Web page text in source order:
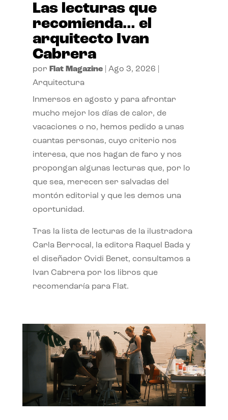
Las lecturas que
recomienda… el
arquitecto Ivan
Cabrera
por Flat Magazine| Ago 3, 2026
Arquitectura
Inmersos en agosto y para afrontar
mucho mejor los días de calor, de
vacaciones o no, hemos pedido a unas
cuantas personas, cuyo criterio nos
interesa, que nos hagan de faro y nos
propongan algunas lecturas que, por lo
que sea, merecen ser salvadas del
montón editorial y que les demos una
oportunidad.
Tras la lista de lecturas de la ilustradora
Carla Berrocal, la editora Raquel Bada y
el diseñador Ovidi Benet, consultamos a
Ivan Cabrera por los libros que
recomendaría para Flat.